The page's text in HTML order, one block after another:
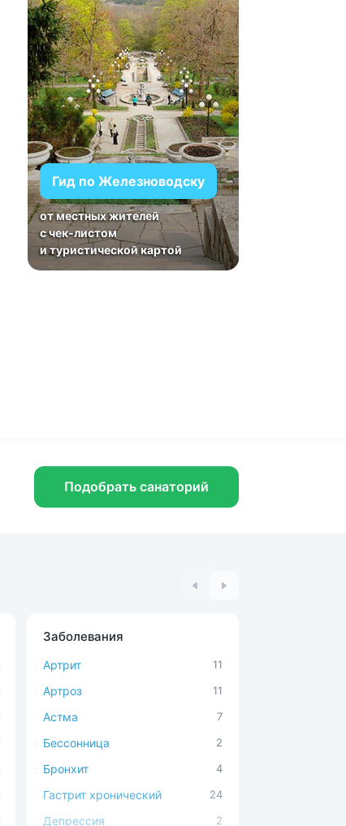
Гид по Железноводску
от местных жителей
с чек-листом
и туристической картой
Подобрать санаторий
Заболевания
Артрит 11
Артроз 11
Астма 7
Бессонница 2
Бронхит 4
Гастрит хронический 24
Депрессия 2